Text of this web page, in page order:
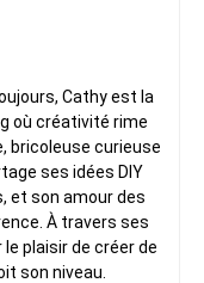
Cathy est la
où créativité rime
bricoleuse curieuse
ses idées DIY
et son amour des
À travers ses
plaisir de créer de
son niveau.